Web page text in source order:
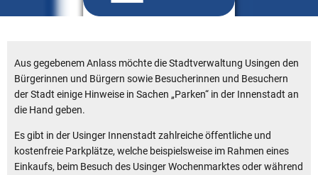
Aus gegebenem Anlass möchte die Stadtverwaltung Usingen den
Bürgerinnen und Bürgern sowie Besucherinnen und Besuchern
der Stadt einige Hinweise in Sachen „Parken“ in der Innenstadt an
die Hand geben.
Es gibt in der Usinger Innenstadt zahlreiche öffentliche und
kostenfreie Parkplätze, welche beispielsweise im Rahmen eines
Einkaufs, beim Besuch des Usinger Wochenmarktes oder während